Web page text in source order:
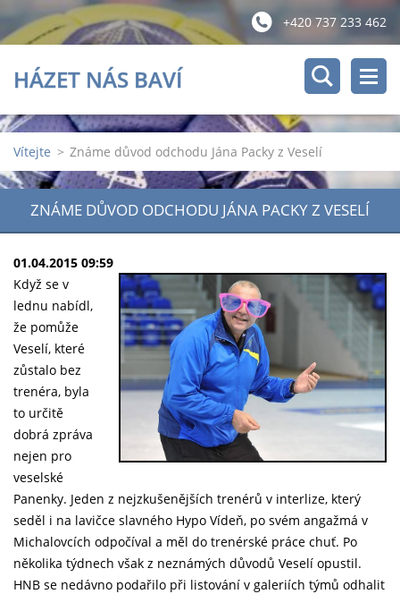
+420 737 233 462
HÁZET NÁS BAVÍ
Vítejte > Známe důvod odchodu Jána Packy z Veselí
ZNÁME DŮVOD ODCHODU JÁNA PACKY Z VESELÍ
01.04.2015 09:59
Když se v
lednu nabídl,
že pomůže
Veselí, které
zůstalo bez
trenéra, byla
to určitě
dobrá zpráva
nejen pro
veselské
Panenky. Jeden z nejzkušenějších trenérů v interlize, který
seděl i na lavičce slavného Hypo Vídeň, po svém angažmá v
Michalovcích odpočíval a měl do trenérské práce chuť. Po
několika týdnech však z neznámých důvodů Veselí opustil.
HNB se nedávno podařilo při listování v galeriích týmů odhalit